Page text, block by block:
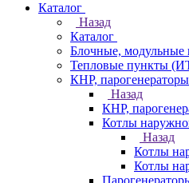
Каталог
Назад
Каталог
Блочные, модульные
Тепловые пункты
КНР, парогенераторы
Назад
КНР,
Котлы
Назад
Котлы
Котлы